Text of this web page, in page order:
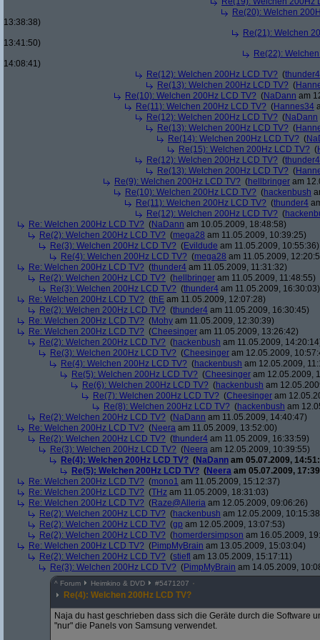
Re(20): Welchen
13:38:38)
Re(21): Welchen
13:41:50)
Re(22):
14:08:41)
Re(12): Welchen 200Hz LCD TV? (thunder4
Re(13): Welchen 200Hz LCD TV? (
Re(10): Welchen 200Hz LCD TV? (NaDann am
Re(11): Welchen 200Hz LCD TV? (Hannes34
Re(12): Welchen 200Hz LCD TV? (NaDann
Re(13): Welchen 200Hz LCD TV? (
Re(14): Welchen 200Hz LCD TV? (
Re(15): Welchen 200Hz LCD TV? (
Re(12): Welchen 200Hz LCD TV? (thunder4
Re(13): Welchen 200Hz LCD TV? (
Re(9): Welchen 200Hz LCD TV? (hellbringer am
Re(10): Welchen 200Hz LCD TV? (hackenbush
Re(11): Welchen 200Hz LCD TV? (thunder4
Re(12): Welchen 200Hz LCD TV? (
Re: Welchen 200Hz LCD TV? (NaDann am 10.05.2009, 18:48:58)
Re(2): Welchen 200Hz LCD TV? (mega28 am 11.05.2009, 10:39:25)
Re(3): Welchen 200Hz LCD TV? (Evildude am 11.05.2009, 10:55:36)
Re(4): Welchen 200Hz LCD TV? (mega28 am 11.05.2009,
Re: Welchen 200Hz LCD TV? (thunder4 am 11.05.2009, 11:31:32)
Re(2): Welchen 200Hz LCD TV? (hellbringer am 11.05.2009, 11:48:55)
Re(3): Welchen 200Hz LCD TV? (thunder4 am 11.05.2009, 16:30:03)
Re: Welchen 200Hz LCD TV? (thE am 11.05.2009, 12:07:28)
Re(2): Welchen 200Hz LCD TV? (thunder4 am 11.05.2009, 16:30:45)
Re: Welchen 200Hz LCD TV? (Mohy am 11.05.2009, 12:30:39)
Re: Welchen 200Hz LCD TV? (Cheesinger am 11.05.2009, 13:26:42)
Re(2): Welchen 200Hz LCD TV? (hackenbush am 11.05.2009,
Re(3): Welchen 200Hz LCD TV? (Cheesinger am 12.05.2009,
Re(4): Welchen 200Hz LCD TV? (hackenbush am 12.05.2009,
Re(5): Welchen 200Hz LCD TV? (Cheesinger am 12.05.2009,
Re(6): Welchen 200Hz LCD TV? (hackenbush am
Re(7): Welchen 200Hz LCD TV? (Cheesinger am
Re(8): Welchen 200Hz LCD TV? (hackenbush am
Re(2): Welchen 200Hz LCD TV? (NaDann am 11.05.2009, 14:40:47)
Re: Welchen 200Hz LCD TV? (Neera am 11.05.2009, 13:52:00)
Re(2): Welchen 200Hz LCD TV? (thunder4 am 11.05.2009, 16:33:59)
Re(3): Welchen 200Hz LCD TV? (Neera am 12.05.2009, 10:39:55)
Re(4): Welchen 200Hz LCD TV? (NaDann am 05.07.2009,
Re(5): Welchen 200Hz LCD TV? (Neera am 05.07.2009,
Re: Welchen 200Hz LCD TV? (mono1 am 11.05.2009, 15:12:37)
Re: Welchen 200Hz LCD TV? (THz am 11.05.2009, 18:31:03)
Re: Welchen 200Hz LCD TV? (Raze@Alleria am 12.05.2009, 09:06:26)
Re(2): Welchen 200Hz LCD TV? (hackenbush am 12.05.2009,
Re(2): Welchen 200Hz LCD TV? (gp am 12.05.2009, 13:07:53)
Re(2): Welchen 200Hz LCD TV? (homerdersimpson am 16.05.2009,
Re: Welchen 200Hz LCD TV? (PimpMyBrain am 13.05.2009, 15:03:04)
Re(2): Welchen 200Hz LCD TV? (stiefl am 13.05.2009, 15:17:11)
Re(3): Welchen 200Hz LCD TV? (PimpMyBrain am 14.05.2009,
^ Forum Heimkino & DVD #5471207
Re(4): Welchen 200Hz LCD TV?
Naja du hast geschrieben dass sich die Geräte durch die Software
"nur" die Panels von Samsung verwendet.